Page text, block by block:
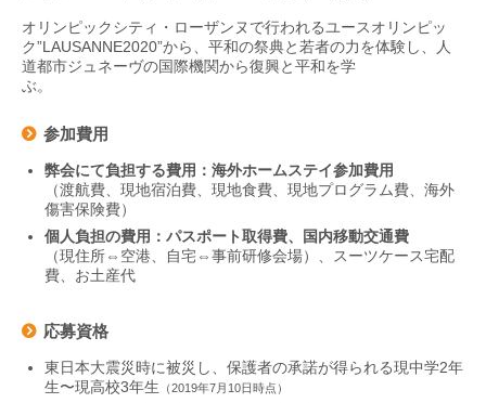
オリンピックシティ・ローザンヌで行われるユースオリンピッ
ク”LAUSANNE2020”から、平和の祭典と若者の力を体験し、人
道都市ジュネーヴの国際機関から復興と平和を学
ぶ
参加費用
弊会にて負担する費用：海外ホームステイ参加費用
（渡航費、現地宿泊費、現地食費、現地プログラム費、海外
傷害保険費）
個人負担の費用：パスポート取得費、国内移動交通費
（現住所⇔空港、自宅⇔事前研修会場）、スーツケース宅配
費、お土産代
応募資格
東日本大震災時に被災し、保護者の承諾が得られる現中学2年
生〜現高校3年生 （2019年7月10日時点）